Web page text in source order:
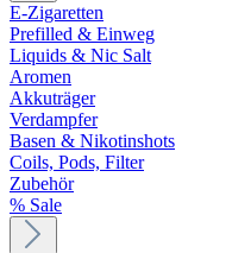
E-Zigaretten
Prefilled & Einweg
Liquids & Nic Salt
Aromen
Akkuträger
Verdampfer
Basen & Nikotinshots
Coils, Pods, Filter
Zubehör
% Sale